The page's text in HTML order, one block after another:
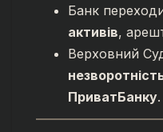
Банк
активів,
Верховний
ПриватБанку.